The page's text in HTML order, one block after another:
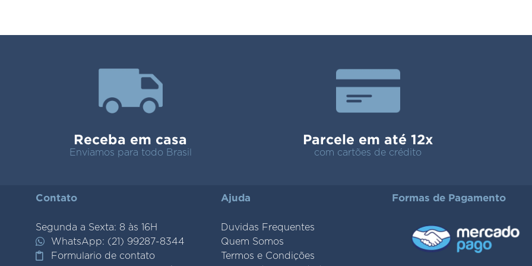
Receba em casa
Enviamos para todo Brasil
Parcele em até 12x
com cartões de crédito
Contato
Segunda a Sexta: 8 às 16H
WhatsApp: (21) 99287-8344
Formulario de contato
Ajuda
Duvidas Frequentes
Quem Somos
Termos e Condições
Formas de Pagamento